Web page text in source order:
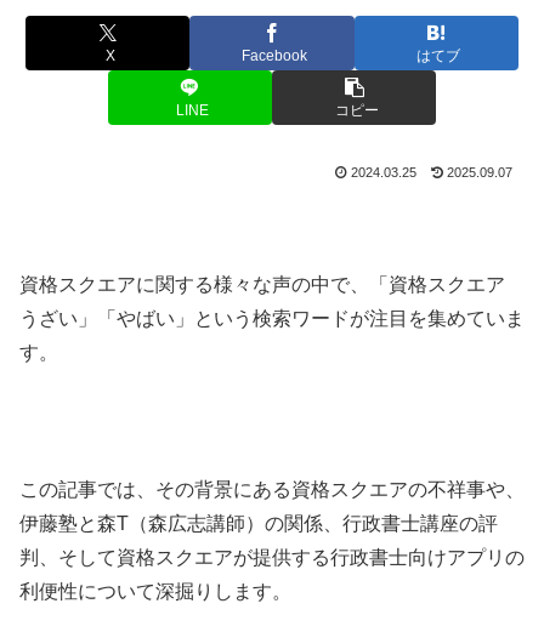
X Facebook はてブ
LINE コピー
2024.03.25 2025.09.07
資格スクエアに関する様々な声の中で、「資格スクエア
うざい」「やばい」という検索ワードが注目を集めていま
す。
この記事では、その背景にある資格スクエアの不祥事や、
伊藤塾と森T（森広志講師）の関係、行政書士講座の評
判、そして資格スクエアが提供する行政書士向けアプリの
利便性について深掘りします。